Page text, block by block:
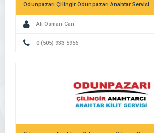
Odunpazarı Çilingir Odunpazarı Anahtar Servisi
Ali Osman Can
0 (505) 933 5956